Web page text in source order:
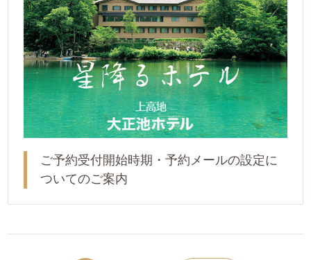
ご予約受付開始時期・予約メールの設定に
ついてのご案内